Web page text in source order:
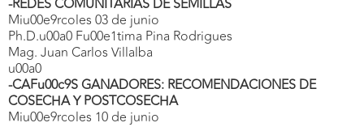
-REDES COMUNITARIAS DE SEMILLAS
Miu00e9rcoles 03 de junio
Ph.D.u00a0 Fu00e1tima Pina Rodrigues
Mag. Juan Carlos Villalba
u00a0
-CAFu00c9S GANADORES: RECOMENDACIONES DE
COSECHA Y POSTCOSECHA
Miu00e9rcoles 10 de junio